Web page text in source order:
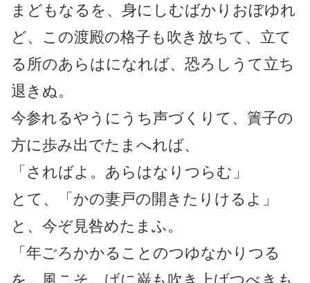
まどもなるを、身にしむばかりおぼゆれ
ど、この渡殿の格子も吹き放ちて、立て
る所のあらはになれば、恐ろしうて立ち
退きぬ。
今参れるやうにうち声づくりて、簀子の
方に歩み出でたまへれば、
「さればよ。あらはなりつらむ」
とて、「かの妻戸の開きたりけるよ」
と、今ぞ見咎めたまふ。
「年ごろかかることのつゆなかりつる